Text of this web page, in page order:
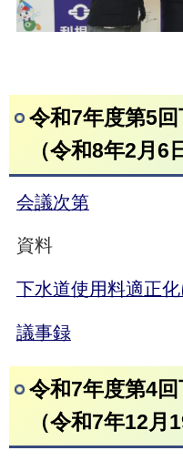
令和7年度第5
（令和8年2月6
会議次第
資料
下水道使用料適正化
議事録
令和7年度第4
（令和7年12月